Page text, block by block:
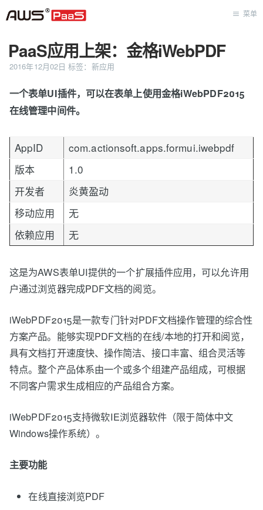
首页
菜单
PaaS应用上架：金格iWebPDF
2016年12月02日 标签： 新应用
一个表单UI插件，可以在表单上使用金格iWebPDF2015
在线管理中间件。
AppID
com.actionsoft.apps.formui.iwebpdf
版本
1.0
开发者
炎黄盈动
移动应用
无
依赖应用
无
这是为AWS表单UI提供的一个扩展插件应用，可以允许用
户通过浏览器完成PDF文档的阅览。
iWebPDF2015是一款专门针对PDF文档操作管理的综合性
方案产品。能够实现PDF文档的在线/本地的打开和阅览，
具有文档打开速度快、操作简洁、接口丰富、组合灵活等
特点。整个产品体系由一个或多个组建产品组成，可根据
不同客户需求生成相应的产品组合方案。
iWebPDF2015支持微软IE浏览器软件（限于简体中文
Windows操作系统）。
主要功能
在线直接浏览PDF